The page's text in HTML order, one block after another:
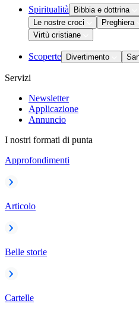
Spiritualità Bibbia e dottrina
Le nostre croci
Preghiera
Virtù cristiane
Scoperte Divertimento
Servizi
Newsletter
Applicazione
Annuncio
I nostri formati di punta
Approfondimenti
Articolo
Belle storie
Cartelle